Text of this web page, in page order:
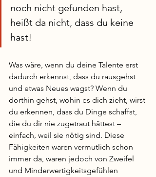
noch nicht gefunden hast,
heißt da nicht, dass du keine
hast!
Was wäre, wenn du deine Talente erst
dadurch erkennst, dass du rausgehst
und etwas Neues wagst? Wenn du
dorthin gehst, wohin es dich zieht, wirst
du erkennen, dass du Dinge schaffst,
die du dir nie zugetraut hättest –
einfach, weil sie nötig sind. Diese
Fähigkeiten waren vermutlich schon
immer da, waren jedoch von Zweifel
und Minderwertigkeitsgefühlen